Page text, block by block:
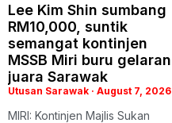
Lee Kim Shin sumbang
RM10,000, suntik
semangat kontinjen
MSSB Miri buru gelaran
juara Sarawak
Utusan Sarawak August 7, 2026
MIRI: Kontinjen Majlis Sukan